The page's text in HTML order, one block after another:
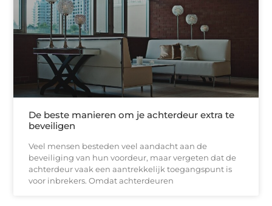
De beste manieren om je achterdeur extra te
beveiligen
Veel mensen besteden veel aandacht aan de
beveiliging van hun voordeur, maar vergeten dat de
achterdeur vaak een aantrekkelijk toegangspunt is
voor inbrekers. Omdat achterdeuren